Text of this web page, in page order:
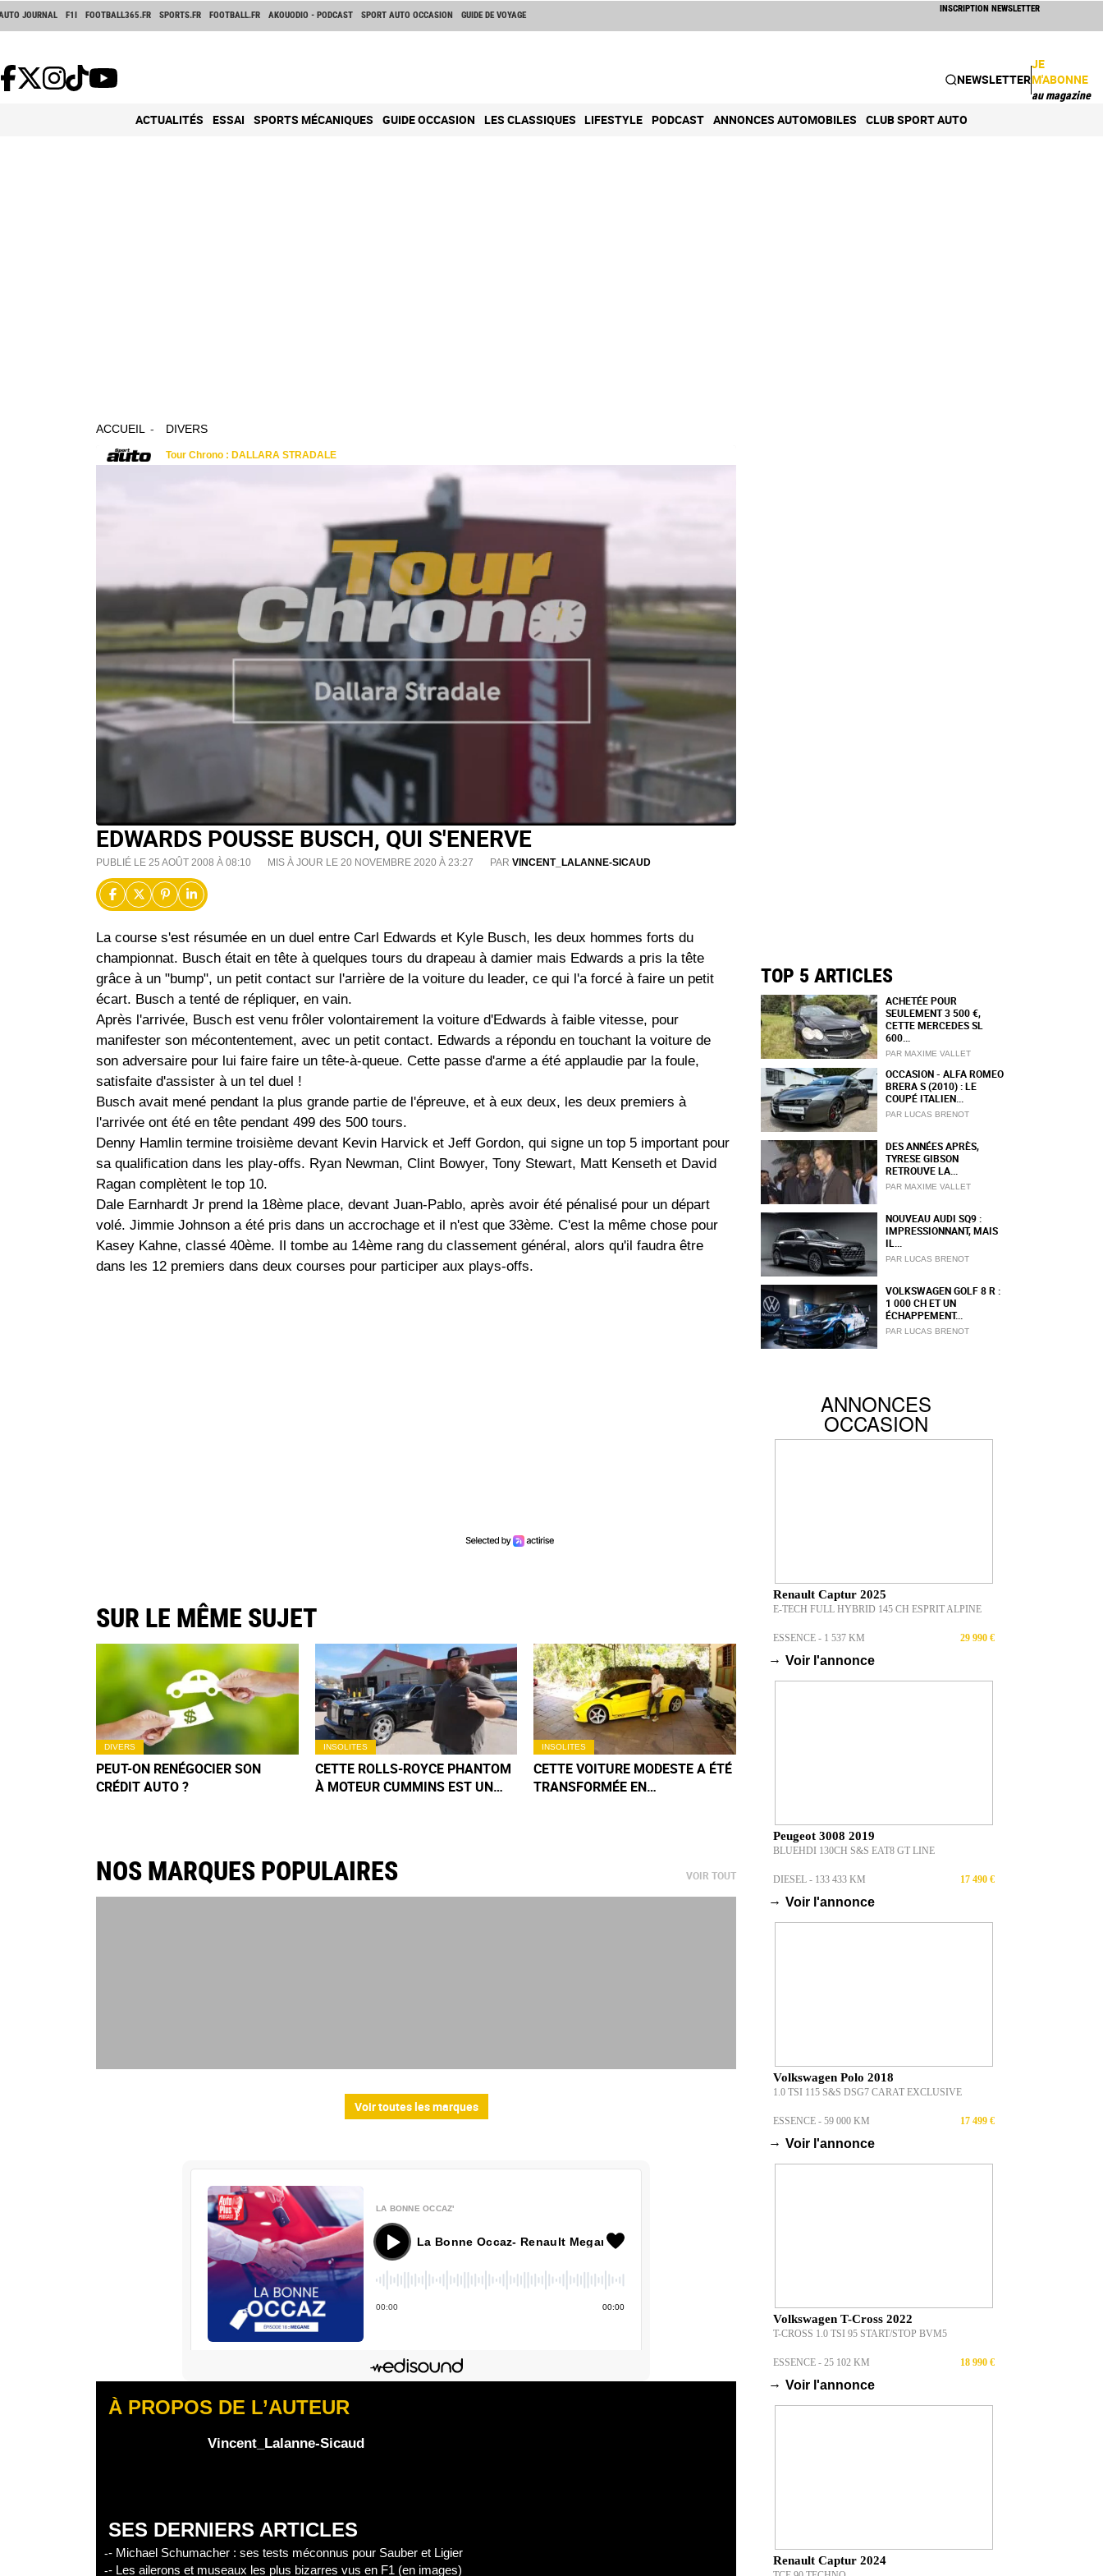
JOURNAL F1I FOOTBALL365.FR SPORTS.FR FOOTBALL.FR AKOUODIO - PODCAST SPORT AUTO OCCASION GUIDE DE VOYAGE
INSCRIPTION NEWSLETTER
NEWSLETTER
JE
M'ABONNE
au magazine
ACTUALITÉS ESSAI SPORTS MÉCANIQUES GUIDE OCCASION LES CLASSIQUES LIFESTYLE PODCAST ANNONCES AUTOMOBILES CLUB SPORT AUTO
ACCUEIL DIVERS
EDWARDS POUSSE BUSCH, QUI S'ENERVE
PUBLIÉ LE 25 AOÛT 2008 À 08:10 MIS À JOUR LE 20 NOVEMBRE 2020 À 23:27 PAR VINCENT_LALANNE-SICAUD
La course s'est résumée en un duel entre Carl Edwards et Kyle Busch, les deux hommes forts du
championnat. Busch était en tête à quelques tours du drapeau à damier mais Edwards a pris la tête
grâce à un "bump", un petit contact sur l'arrière de la voiture du leader, ce qui l'a forcé à faire un petit
écart. Busch a tenté de répliquer, en vain.
Après l'arrivée, Busch est venu frôler volontairement la voiture d'Edwards à faible vitesse, pour
manifester son mécontentement, avec un petit contact. Edwards a répondu en touchant la voiture de
son adversaire pour lui faire faire un tête-à-queue. Cette passe d'arme a été applaudie par la foule,
satisfaite d'assister à un tel duel !
Busch avait mené pendant la plus grande partie de l'épreuve, et à eux deux, les deux premiers à
l'arrivée ont été en tête pendant 499 des 500 tours.
Denny Hamlin termine troisième devant Kevin Harvick et Jeff Gordon, qui signe un top 5 important pour
sa qualification dans les play-offs. Ryan Newman, Clint Bowyer, Tony Stewart, Matt Kenseth et David
Ragan complètent le top 10.
Dale Earnhardt Jr prend la 18ème place, devant Juan-Pablo, après avoir été pénalisé pour un départ
volé. Jimmie Johnson a été pris dans un accrochage et il n'est que 33ème. C'est la même chose pour
Kasey Kahne, classé 40ème. Il tombe au 14ème rang du classement général, alors qu'il faudra être
dans les 12 premiers dans deux courses pour participer aux plays-offs.
SUR LE MÊME SUJET
DIVERS
PEUT-ON RENÉGOCIER SON
CRÉDIT AUTO ?
INSOLITES
CETTE ROLLS-ROYCE PHANTOM
À MOTEUR CUMMINS EST UN
INSOLITES
CETTE VOITURE MODESTE A ÉTÉ
TRANSFORMÉE EN
NOS MARQUES POPULAIRES VOIR TOUT
Voir toutes les marques
LA BONNE OCCAZ'
La Bonne Occaz- Renault Megane
00:00 00:00
Edisound Flux RSS
Partager l'épisode
À PROPOS DE L’AUTEUR
Vincent_Lalanne-Sicaud
SES DERNIERS ARTICLES
- Michael Schumacher : ses tests méconnus pour Sauber et Ligier
- Les ailerons et museaux les plus bizarres vus en F1 (en images)
TOP 5 ARTICLES
ACHETÉE POUR
SEULEMENT 3 500 €,
CETTE MERCEDES SL
600...
PAR MAXIME VALLET
OCCASION - ALFA ROMEO
BRERA S (2010) : LE
COUPÉ ITALIEN...
PAR LUCAS BRENOT
DES ANNÉES APRÈS,
TYRESE GIBSON
RETROUVE LA...
PAR MAXIME VALLET
NOUVEAU AUDI SQ9 :
IMPRESSIONNANT, MAIS
IL...
PAR LUCAS BRENOT
VOLKSWAGEN GOLF 8 R :
1 000 CH ET UN
ÉCHAPPEMENT...
PAR LUCAS BRENOT
ANNONCES
OCCASION
Renault Captur 2025
E-TECH FULL HYBRID 145 CH ESPRIT ALPINE
ESSENCE - 1 537 KM 29 990 €
→ Voir l'annonce
Peugeot 3008 2019
BLUEHDI 130CH S&S EAT8 GT LINE
DIESEL - 133 433 KM 17 490 €
→ Voir l'annonce
Volkswagen Polo 2018
1.0 TSI 115 S&S DSG7 CARAT EXCLUSIVE
ESSENCE - 59 000 KM 17 499 €
→ Voir l'annonce
Volkswagen T-Cross 2022
T-CROSS 1.0 TSI 95 START/STOP BVM5
ESSENCE - 25 102 KM 18 990 €
→ Voir l'annonce
Renault Captur 2024